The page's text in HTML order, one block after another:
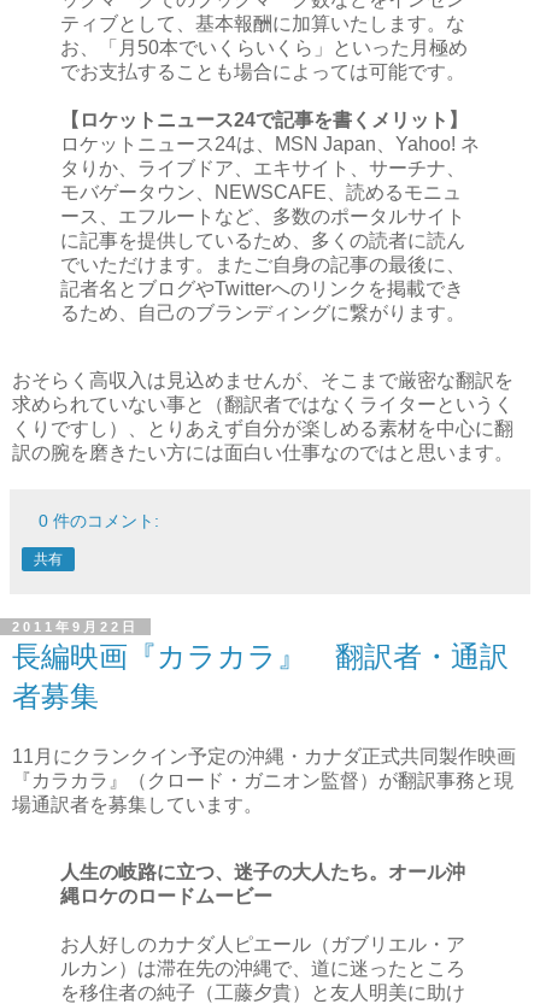
ティブとして、基本報酬に加算いたします。な
お、「月50本でいくらいくら」といった月極め
でお支払することも場合によっては可能です。
【ロケットニュース24で記事を書くメリット】
ロケットニュース24は、MSN Japan、Yahoo! ネ
タりか、ライブドア、エキサイト、サーチナ、
モバゲータウン、NEWSCAFE、読めるモニュ
ース、エフルートなど、多数のポータルサイト
に記事を提供しているため、多くの読者に読ん
でいただけます。またご自身の記事の最後に、
記者名とブログやTwitterへのリンクを掲載でき
るため、自己のブランディングに繋がります。
おそらく高収入は見込めませんが、そこまで厳密な翻訳を
求められていない事と（翻訳者ではなくライターというく
くりですし）、とりあえず自分が楽しめる素材を中心に翻
訳の腕を磨きたい方には面白い仕事なのではと思います。
0 件のコメント:
共有
2011年9月22日
長編映画『カラカラ』 翻訳者・通訳
者募集
11月にクランクイン予定の沖縄・カナダ正式共同製作映画
『カラカラ』（クロード・ガニオン監督）が翻訳事務と現
場通訳者を募集しています。
人生の岐路に立つ、迷子の大人たち。オール沖
縄ロケのロードムービー
お人好しのカナダ人ピエール（ガブリエル・ア
ルカン）は滞在先の沖縄で、道に迷ったところ
を移住者の純子（工藤夕貴）と友人明美に助け